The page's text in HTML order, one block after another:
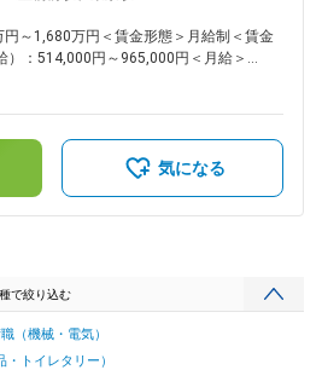
終わりではなく一気通貫で関われる手触り
感のある仕事です。 変更の範囲：会社の定める職務
たい方に最適な環境です ＜業務内容詳細
ジネスグループとの対話を通じ、M&Aを
った働きかけで案件を組成。 ・M&A実行
「当事者」として意思決定に関わりなが
ロージングまで、事業部と一体となりプロ
DD・バリュエーション等のM&Aプロセス
から深く携わります ■就業環境：
20時間、繁忙期～50時間 ・テレワーク：
用可能 ■配属組織： ・組織体
て、部長（投資銀行等でのM&A経験20年
円～1,680万円＜賃金形態＞月給制＜賃金
）：514,000円～965,000円＜月給＞
超える処遇のご相談も可能です。その場合
）を含め柔軟に検討いたします。※処遇水
するため、ご希望も踏まえて最適なご提案
気になる
で絞り込む
（機械・電気）
トイレタリー）